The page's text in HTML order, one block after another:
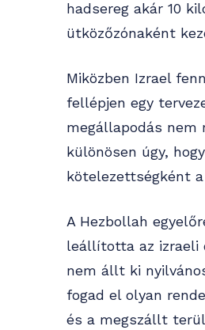
hadsereg akár 10
ütközőzónaként
Miközben Izrael
fellépjen egy
megállapodás nem
különösen úgy,
kötelezettségként
A Hezbollah
leállította az izraeli
nem állt ki
fogad el olyan
és a megszállt